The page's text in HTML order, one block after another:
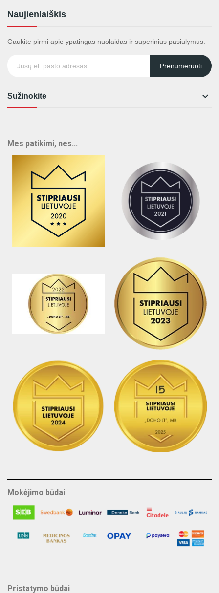
Naujienlaiškis
Gaukite pirmi apie ypatingas nuolaidas ir superinius pasiūlymus.
Prenumeruoti
Sužinokite 
Mes patikimi, nes...
Mokėjimo būdai
Pristatymo būdai